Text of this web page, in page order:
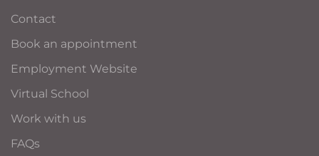
Contact
Book an appointment
Employment Website
Virtual School
Work with us
FAQs